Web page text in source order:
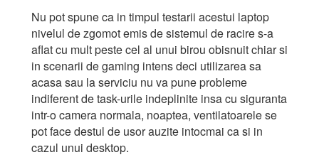
Nu pot spune ca in timpul testarii acestui laptop
nivelul de zgomot emis de sistemul de racire s-a
aflat cu mult peste cel al unui birou obisnuit chiar si
in scenarii de gaming intens deci utilizarea sa
acasa sau la serviciu nu va pune probleme
indiferent de task-urile indeplinite insa cu siguranta
intr-o camera normala, noaptea, ventilatoarele se
pot face destul de usor auzite intocmai ca si in
cazul unui desktop.